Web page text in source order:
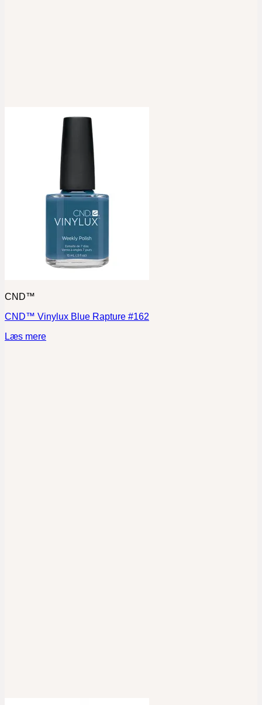
CND™
CND™ Vinylux Blue Rapture #162
Læs mere